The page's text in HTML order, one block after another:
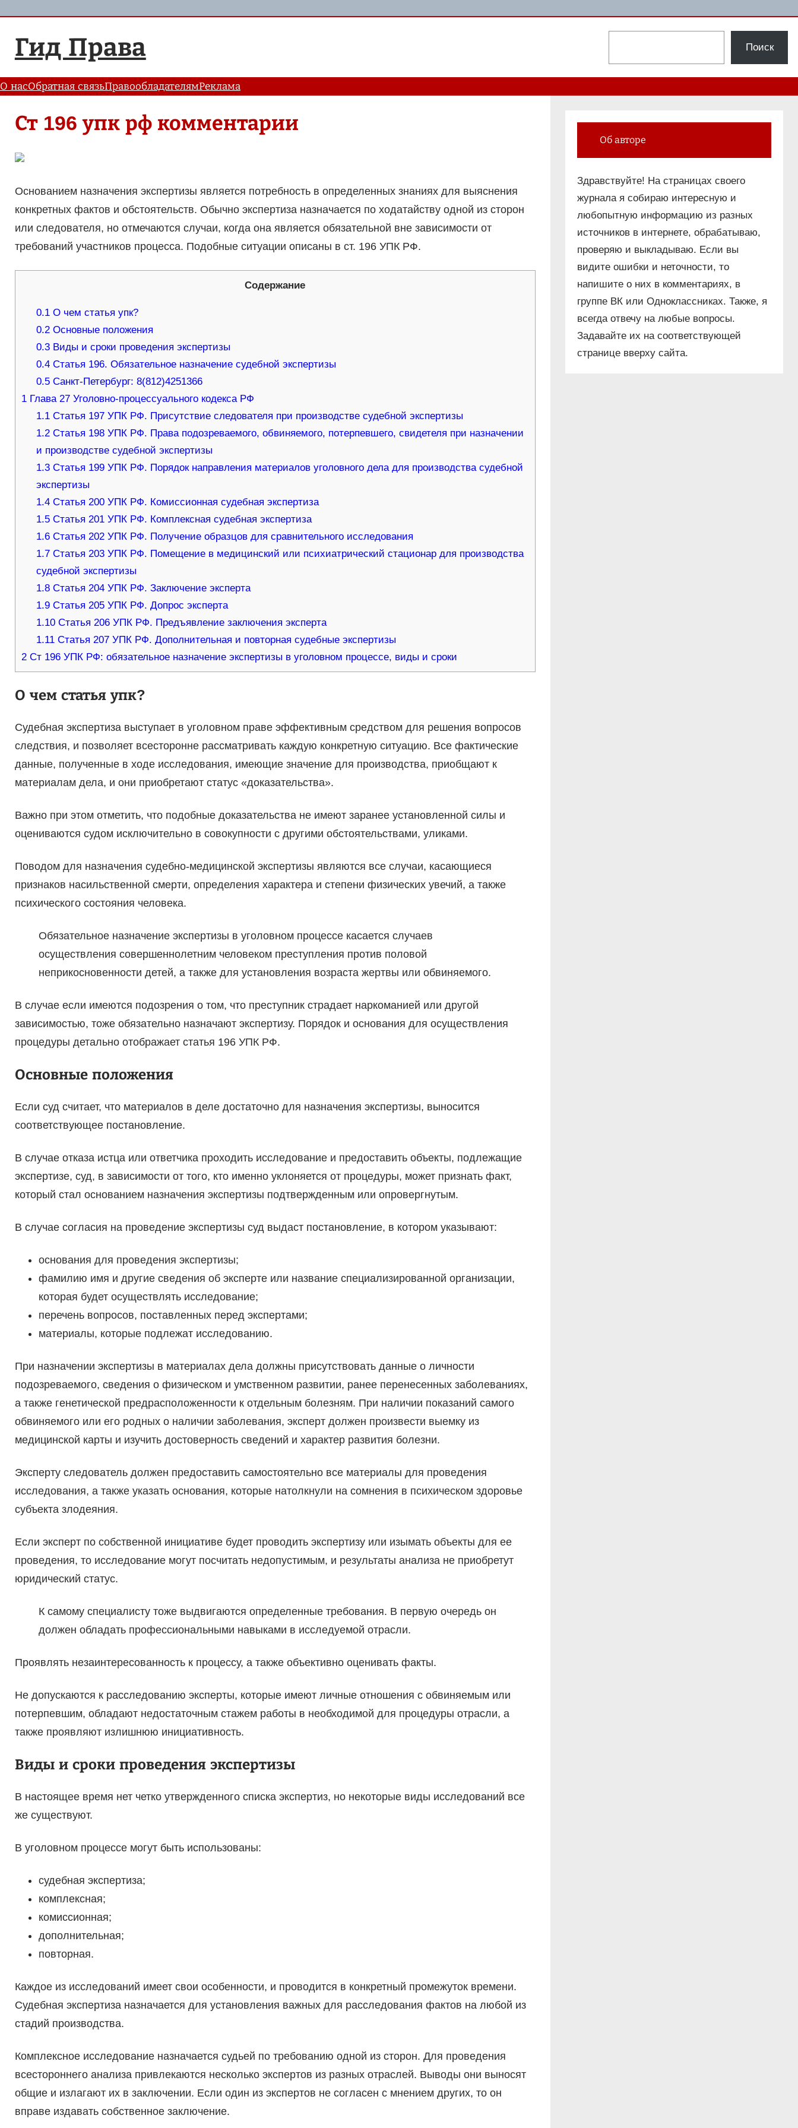
содержимому
Гид Права Поиск
О насОбратная связьПравообладателямРеклама
Ст 196 упк рф комментарии
Основанием назначения экспертизы является потребность в определенных знаниях для выяснения
конкретных фактов и обстоятельств. Обычно экспертиза назначается по ходатайству одной из сторон
или следователя, но отмечаются случаи, когда она является обязательной вне зависимости от
требований участников процесса. Подобные ситуации описаны в ст. 196 УПК РФ.
Содержание
0.1 О чем статья упк?
0.2 Основные положения
0.3 Виды и сроки проведения экспертизы
0.4 Статья 196. Обязательное назначение судебной экспертизы
0.5 Санкт-Петербург: 8(812)4251366
1Глава 27 Уголовно-процессуального кодекса РФ
1.1 Статья 197 УПК РФ. Присутствие следователя при производстве судебной экспертизы
1.2 Статья 198 УПК РФ. Права подозреваемого, обвиняемого, потерпевшего, свидетеля при назначении
и производстве судебной экспертизы
1.3 Статья 199 УПК РФ. Порядок направления материалов уголовного дела для производства судебной
экспертизы
1.4 Статья 200 УПК РФ. Комиссионная судебная экспертиза
1.5 Статья 201 УПК РФ. Комплексная судебная экспертиза
1.6 Статья 202 УПК РФ. Получение образцов для сравнительного исследования
1.7 Статья 203 УПК РФ. Помещение в медицинский или психиатрический стационар для производства
судебной экспертизы
1.8 Статья 204 УПК РФ. Заключение эксперта
1.9 Статья 205 УПК РФ. Допрос эксперта
1.10 Статья 206 УПК РФ. Предъявление заключения эксперта
1.11 Статья 207 УПК РФ. Дополнительная и повторная судебные экспертизы
2Ст 196 УПК РФ: обязательное назначение экспертизы в уголовном процессе, виды и сроки
О чем статья упк?
Судебная экспертиза выступает в уголовном праве эффективным средством для решения вопросов
следствия, и позволяет всесторонне рассматривать каждую конкретную ситуацию. Все фактические
данные, полученные в ходе исследования, имеющие значение для производства, приобщают к
материалам дела, и они приобретают статус «доказательства».
Важно при этом отметить, что подобные доказательства не имеют заранее установленной силы и
оцениваются судом исключительно в совокупности с другими обстоятельствами, уликами.
Поводом для назначения судебно-медицинской экспертизы являются все случаи, касающиеся
признаков насильственной смерти, определения характера и степени физических увечий, а также
психического состояния человека.
Обязательное назначение экспертизы в уголовном процессе касается случаев
осуществления совершеннолетним человеком преступления против половой
неприкосновенности детей, а также для установления возраста жертвы или обвиняемого.
В случае если имеются подозрения о том, что преступник страдает наркоманией или другой
зависимостью, тоже обязательно назначают экспертизу. Порядок и основания для осуществления
процедуры детально отображает статья 196 УПК РФ.
Основные положения
Если суд считает, что материалов в деле достаточно для назначения экспертизы, выносится
соответствующее постановление.
В случае отказа истца или ответчика проходить исследование и предоставить объекты, подлежащие
экспертизе, суд, в зависимости от того, кто именно уклоняется от процедуры, может признать факт,
который стал основанием назначения экспертизы подтвержденным или опровергнутым.
В случае согласия на проведение экспертизы суд выдаст постановление, в котором указывают:
основания для проведения экспертизы;
фамилию имя и другие сведения об эксперте или название специализированной организации,
которая будет осуществлять исследование;
перечень вопросов, поставленных перед экспертами;
материалы, которые подлежат исследованию.
При назначении экспертизы в материалах дела должны присутствовать данные о личности
подозреваемого, сведения о физическом и умственном развитии, ранее перенесенных заболеваниях,
а также генетической предрасположенности к отдельным болезням. При наличии показаний самого
обвиняемого или его родных о наличии заболевания, эксперт должен произвести выемку из
медицинской карты и изучить достоверность сведений и характер развития болезни.
Эксперту следователь должен предоставить самостоятельно все материалы для проведения
исследования, а также указать основания, которые натолкнули на сомнения в психическом здоровье
субъекта злодеяния.
Если эксперт по собственной инициативе будет проводить экспертизу или изымать объекты для ее
проведения, то исследование могут посчитать недопустимым, и результаты анализа не приобретут
юридический статус.
К самому специалисту тоже выдвигаются определенные требования. В первую очередь он
должен обладать профессиональными навыками в исследуемой отрасли.
Проявлять незаинтересованность к процессу, а также объективно оценивать факты.
Не допускаются к расследованию эксперты, которые имеют личные отношения с обвиняемым или
потерпевшим, обладают недостаточным стажем работы в необходимой для процедуры отрасли, а
также проявляют излишнюю инициативность.
Виды и сроки проведения экспертизы
В настоящее время нет четко утвержденного списка экспертиз, но некоторые виды исследований все
же существуют.
В уголовном процессе могут быть использованы:
судебная экспертиза;
комплексная;
комиссионная;
дополнительная;
повторная.
Каждое из исследований имеет свои особенности, и проводится в конкретный промежуток времени.
Судебная экспертиза назначается для установления важных для расследования фактов на любой из
стадий производства.
Комплексное исследование назначается судьей по требованию одной из сторон. Для проведения
всестороннего анализа привлекаются несколько экспертов из разных отраслей. Выводы они выносят
общие и излагают их в заключении. Если один из экспертов не согласен с мнением других, то он
вправе издавать собственное заключение.
Об авторе
Здравствуйте! На страницах своего
журнала я собираю интересную и
любопытную информацию из разных
источников в интернете, обрабатываю,
проверяю и выкладываю. Если вы
видите ошибки и неточности, то
напишите о них в комментариях, в
группе ВК или Одноклассниках. Также, я
всегда отвечу на любые вопросы.
Задавайте их на соответствующей
странице вверху сайта.